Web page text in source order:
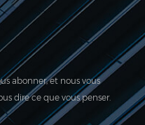
abonner, et nous vous
dire ce que vous penser.